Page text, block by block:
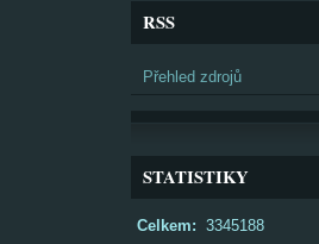
RSS
Přehled zdrojů
STATISTIKY
Celkem: 3345188